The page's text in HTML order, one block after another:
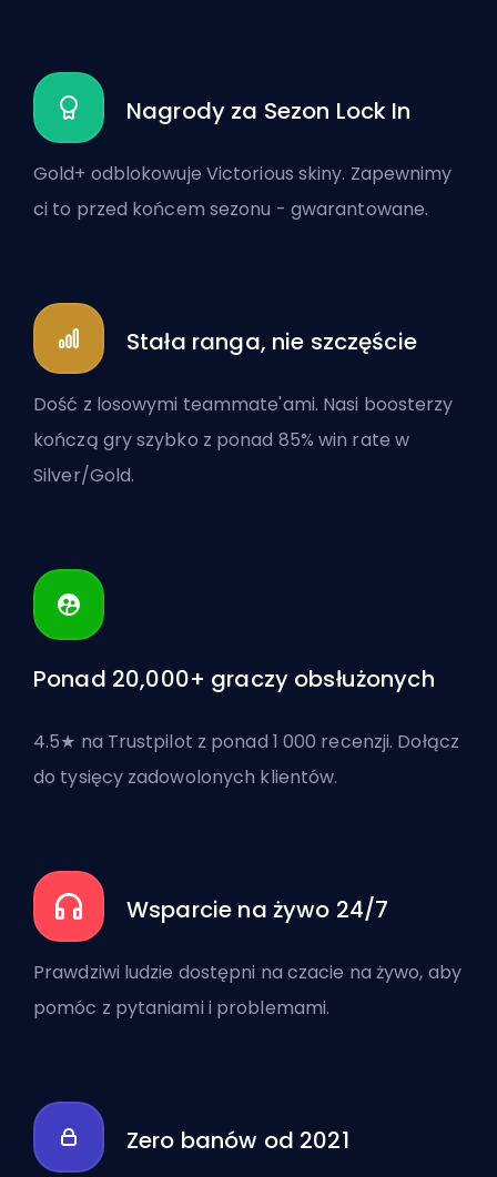
Nagrody za Sezon Lock In
Gold+ odblokowuje Victorious skiny. Zapewnimy
ci to przed końcem sezonu - gwarantowane.
Stała ranga, nie szczęście
Dość z losowymi teammate'ami. Nasi boosterzy
kończą gry szybko z ponad 85% win rate w
Silver/Gold.
Ponad 20,000+ graczy obsłużonych
4.5★ na Trustpilot z ponad 1 000 recenzji. Dołącz
do tysięcy zadowolonych klientów.
Wsparcie na żywo 24/7
Prawdziwi ludzie dostępni na czacie na żywo, aby
pomóc z pytaniami i problemami.
Zero banów od 2021